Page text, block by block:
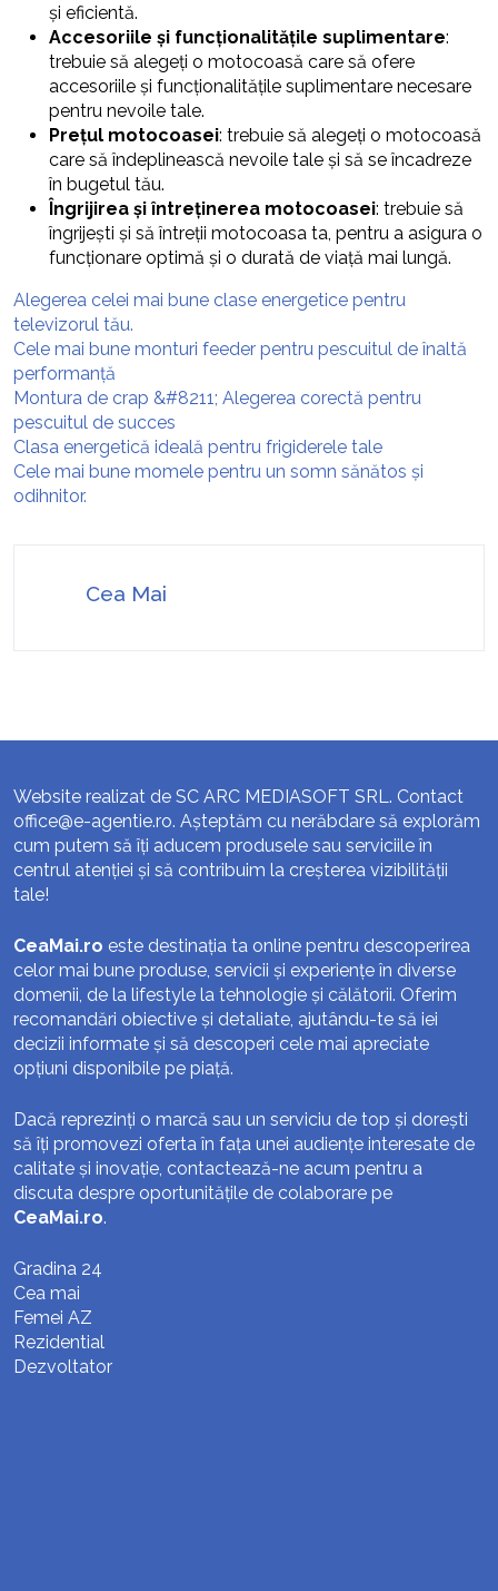
și eficientă.
Accesoriile și funcționalitățile suplimentare:
trebuie să alegeți o motocoasă care să ofere
accesoriile și funcționalitățile suplimentare necesare
pentru nevoile tale.
Prețul motocoasei: trebuie să alegeți o motocoasă
care să îndeplinească nevoile tale și să se încadreze
în bugetul tău.
Îngrijirea și întreținerea motocoasei: trebuie să
îngrijești și să întreții motocoasa ta, pentru a asigura o
funcționare optimă și o durată de viață mai lungă.
Alegerea celei mai bune clase energetice pentru
televizorul tău.
Cele mai bune monturi feeder pentru pescuitul de înaltă
performanță
Montura de crap &#8211; Alegerea corectă pentru
pescuitul de succes
Clasa energetică ideală pentru frigiderele tale
Cele mai bune momele pentru un somn sănătos și
odihnitor.
Cea Mai
Website realizat de SC ARC MEDIASOFT SRL. Contact
office@e-agentie.ro. Așteptăm cu nerăbdare să explorăm
cum putem să îți aducem produsele sau serviciile în
centrul atenției și să contribuim la creșterea vizibilității
tale!
CeaMai.ro este destinația ta online pentru descoperirea
celor mai bune produse, servicii și experiențe în diverse
domenii, de la lifestyle la tehnologie și călătorii. Oferim
recomandări obiective și detaliate, ajutându-te să iei
decizii informate și să descoperi cele mai apreciate
opțiuni disponibile pe piață.
Dacă reprezinți o marcă sau un serviciu de top și dorești
să îți promovezi oferta în fața unei audiențe interesate de
calitate și inovație, contactează-ne acum pentru a
discuta despre oportunitățile de colaborare pe
CeaMai.ro.
Gradina 24
Cea mai
Femei AZ
Rezidential
Dezvoltator